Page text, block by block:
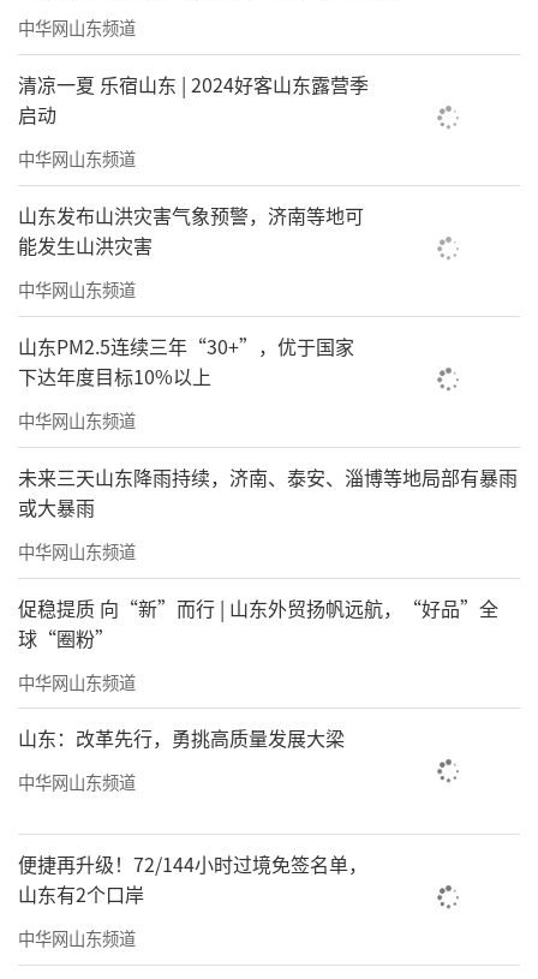
中华网山东频道
清凉一夏 乐宿山东 | 2024好客山东露营季
启动
中华网山东频道
山东发布山洪灾害气象预警，济南等地可
能发生山洪灾害
中华网山东频道
山东PM2.5连续三年“30+”，优于国家
下达年度目标10%以上
中华网山东频道
未来三天山东降雨持续，济南、泰安、淄博等地局部有暴雨
或大暴雨
中华网山东频道
促稳提质 向“新”而行 | 山东外贸扬帆远航，“好品”全
球“圈粉”
中华网山东频道
山东：改革先行，勇挑高质量发展大梁
中华网山东频道
便捷再升级！72/144小时过境免签名单，
山东有2个口岸
中华网山东频道